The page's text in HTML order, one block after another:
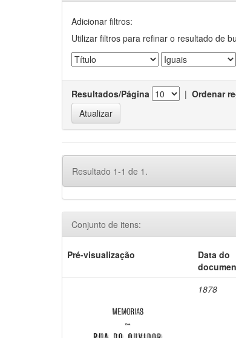
Adicionar filtros:
Utilizar filtros para refinar o resultado de
Resultados/Página | Ordenar
Resultado 1-1 de 1.
Conjunto de itens:
Pré-visualização
Data do
1878